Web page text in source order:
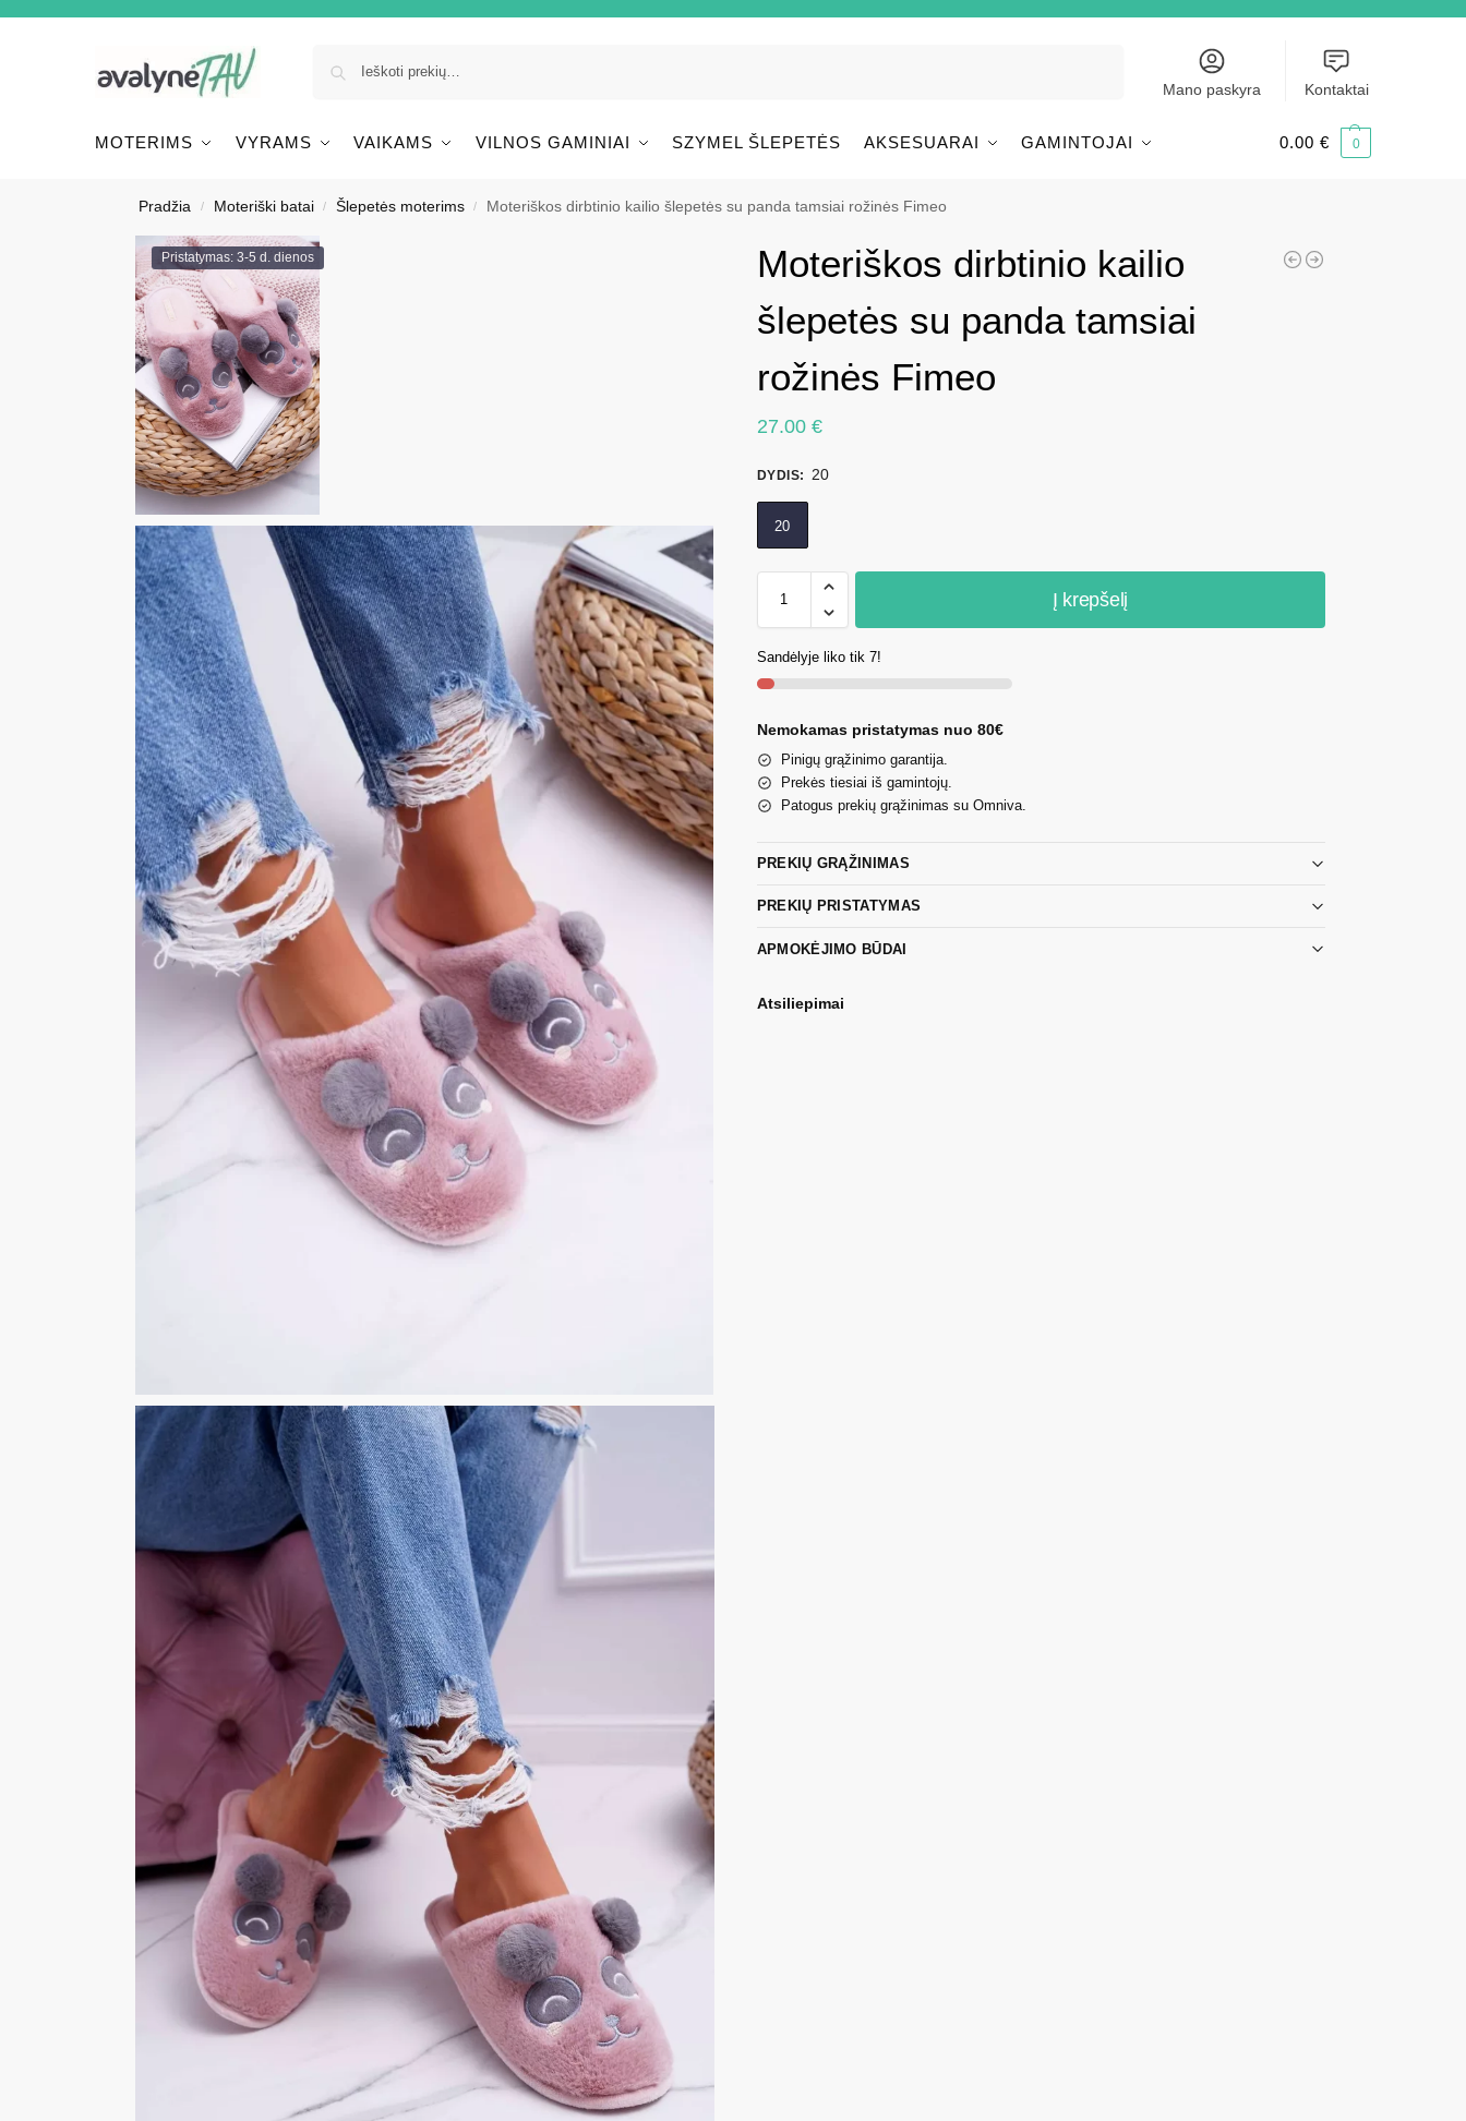
Mano paskyra Kontaktai
MOTERIMS VYRAMS VAIKAMS VILNOS GAMINIAI SZYMEL ŠLEPETĖS AKSESUARAI GAMINTOJAI 0.00 € 0
Pradžia / Moteriški batai / Šlepetės moterims / Moteriškos dirbtinio kailio šlepetės su panda tamsiai rožinės Fimeo
Pristatymas: 3-5 d. dienos
Moteriškos dirbtinio kailio
šlepetės su panda tamsiai
rožinės Fimeo
27.00 €
DYDIS: 20
20
Į krepšelį
Sandėlyje liko tik 7!
Nemokamas pristatymas nuo 80€
Pinigų grąžinimo garantija.
Prekės tiesiai iš gamintojų.
Patogus prekių grąžinimas su Omniva.
PREKIŲ GRĄŽINIMAS
PREKIŲ PRISTATYMAS
APMOKĖJIMO BŪDAI
Atsiliepimai